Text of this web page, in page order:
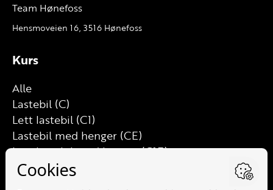
Team Hønefoss
Hensmoveien 16, 3516 Hønefoss
Kurs
Alle
Lastebil (C)
Lett lastebil (C1)
Lastebil med henger (CE)
Lett lastebil med henger (C1E)
Buss (D)